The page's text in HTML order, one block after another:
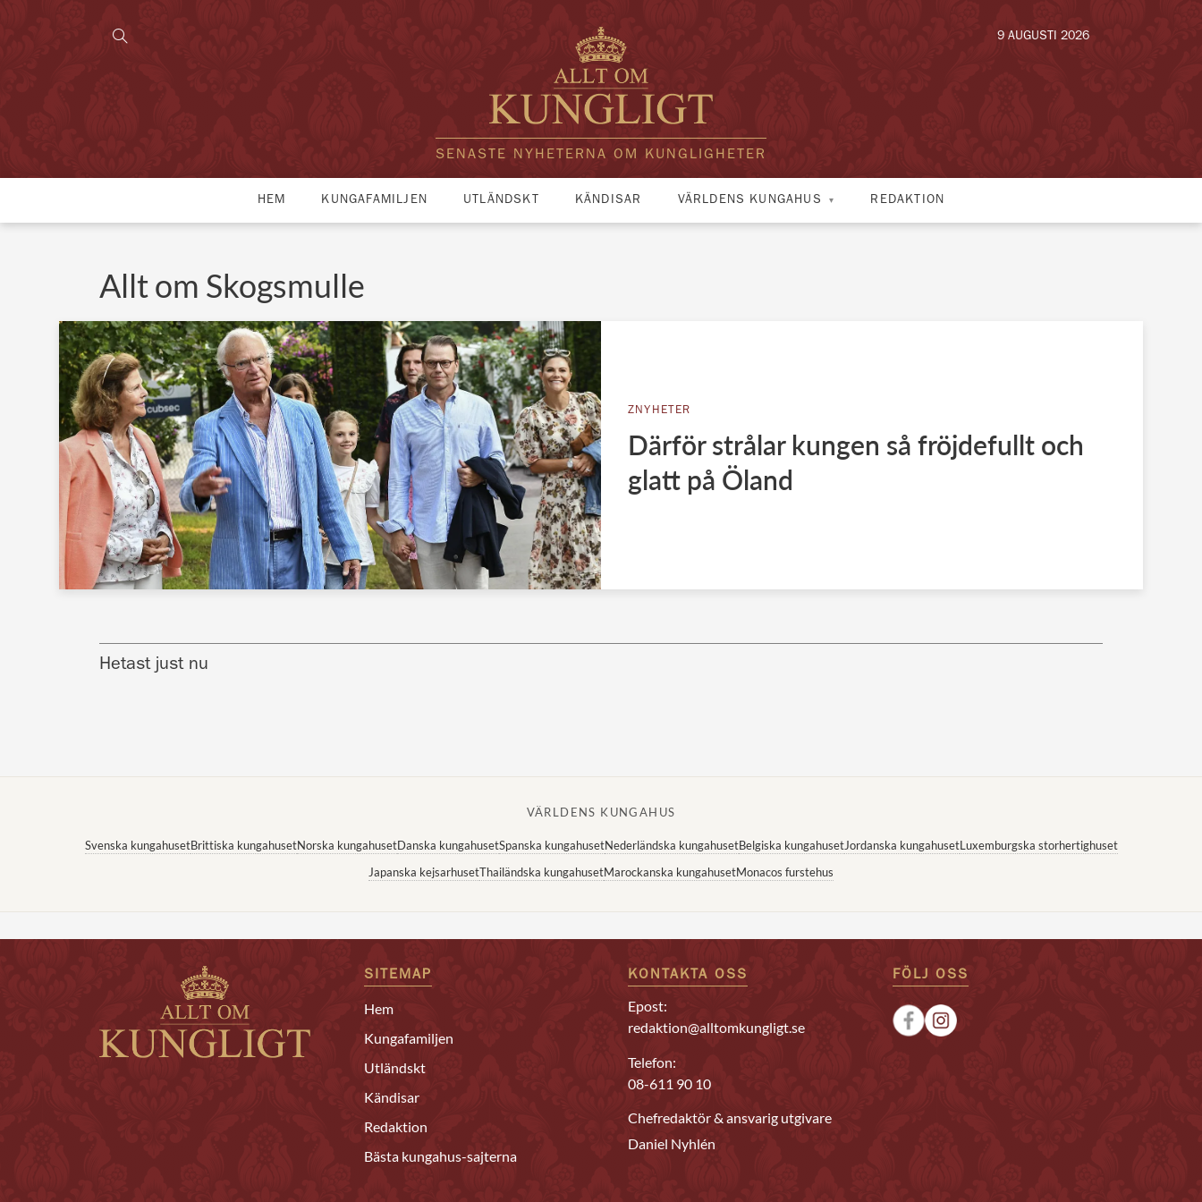
SENASTE NYHETERNA OM KUNGLIGHETER
9 AUGUSTI 2026
HEM KUNGAFAMILJEN UTLÄNDSKT KÄNDISAR VÄRLDENS KUNGAHUS REDAKTION
Allt om Skogsmulle
ZNYHETER
Därför strålar kungen så fröjdefullt och
glatt på Öland
Hetast just nu
VÄRLDENS KUNGAHUS
Svenska kungahusetBrittiska kungahusetNorska kungahusetDanska kungahusetSpanska kungahusetNederländska kungahusetBelgiska kungahusetJordanska kungahusetLuxemburgska storhertighuset
Japanska kejsarhusetThailändska kungahusetMarockanska kungahusetMonacos furstehus
SITEMAP
Hem
Kungafamiljen
Utländskt
Kändisar
Redaktion
Bästa kungahus-sajterna
KONTAKTA OSS
Epost:
redaktion@alltomkungligt.se
Telefon:
08-611 90 10
Chefredaktör & ansvarig utgivare
Daniel Nyhlén
FÖLJ OSS